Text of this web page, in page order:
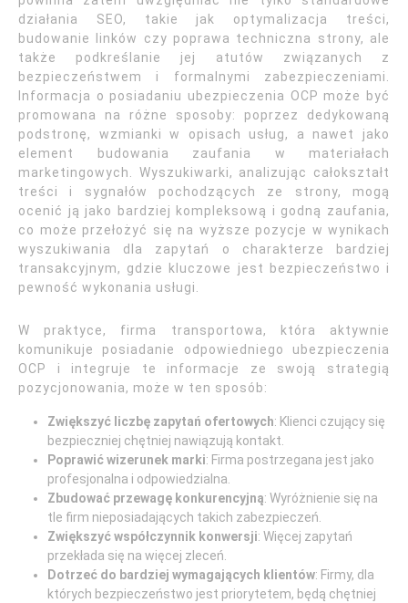
działania SEO, takie jak optymalizacja treści,
budowanie linków czy poprawa techniczna strony, ale
także podkreślanie jej atutów związanych z
bezpieczeństwem i formalnymi zabezpieczeniami.
Informacja o posiadaniu ubezpieczenia OCP może być
promowana na różne sposoby: poprzez dedykowaną
podstronę, wzmianki w opisach usług, a nawet jako
element budowania zaufania w materiałach
marketingowych. Wyszukiwarki, analizując całokształt
treści i sygnałów pochodzących ze strony, mogą
ocenić ją jako bardziej kompleksową i godną zaufania,
co może przełożyć się na wyższe pozycje w wynikach
wyszukiwania dla zapytań o charakterze bardziej
transakcyjnym, gdzie kluczowe jest bezpieczeństwo i
pewność wykonania usługi.
W praktyce, firma transportowa, która aktywnie
komunikuje posiadanie odpowiedniego ubezpieczenia
OCP i integruje te informacje ze swoją strategią
pozycjonowania, może w ten sposób:
Zwiększyć liczbę zapytań ofertowych: Klienci czujący się
bezpieczniej chętniej nawiązują kontakt.
Poprawić wizerunek marki: Firma postrzegana jest jako
profesjonalna i odpowiedzialna.
Zbudować przewagę konkurencyjną: Wyróżnienie się na
tle firm nieposiadających takich zabezpieczeń.
Zwiększyć współczynnik konwersji: Więcej zapytań
przekłada się na więcej zleceń.
Dotrzeć do bardziej wymagających klientów: Firmy, dla
których bezpieczeństwo jest priorytetem, będą chętniej